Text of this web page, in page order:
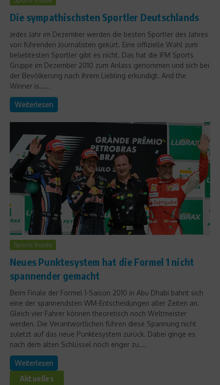
Die sympathischsten Sportler Deutschlands
Jedes Jahr im Dezember werden die besten Sportler des Jahres
von führenden Journalisten gekürt. Eine offizielle Wahl zum
beliebtesten Sportler gibt es nicht. Das hat die IFM Sports
Gruppe im Dezember 2010 zum Anlass genommen und sich bei
der Bevölkerung nach ihrem Liebling erkundigt. And the
Winner is…...
Weiterlesen
Sports Inside
Neues Punktesystem hat die Formel 1 nicht
spannender gemacht
Beim Finale der Formel 1-Saison 2010 in Abu Dhabi bahnt sich
eine der spannendsten WM-Entscheidungen aller Zeiten an.
Gleich vier Fahrer können theoretisch noch Weltmeister
werden. Die Verantwortlichen führen diese Spannung nicht
zuletzt auf das neue Punktesystem zurück. Dabei ginge es
nach dem alten Schlüssel noch enger zu....
Weiterlesen
Aktuelles